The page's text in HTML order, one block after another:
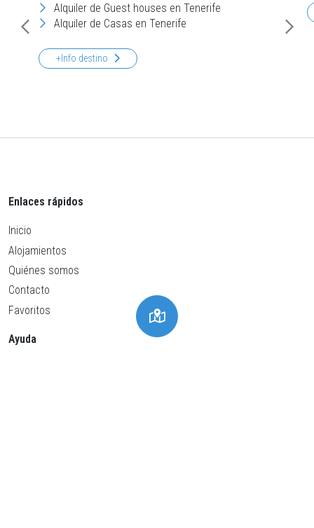
Alquiler de Guest houses en Tenerife
Alquiler de Casas en Tenerife
+Info destino
Enlaces rápidos
Inicio
Alojamientos
Quiénes somos
Contacto
Favoritos
Ayuda